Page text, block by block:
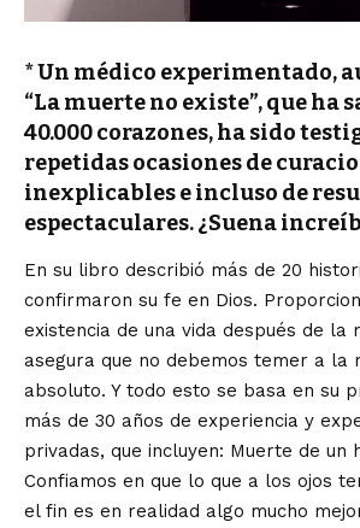
*Un médico experimentado,
“La muerte no existe”, que ha
40.000 corazones, ha sido
repetidas ocasiones de
inexplicables e incluso de
espectaculares. ¿Suena
En su libro describió más de 20
confirmaron su fe en Dios.
existencia de una vida después de la
asegura que no debemos temer a la
absoluto. Y todo esto se basa en su
más de 30 años de experiencia y
privadas, que incluyen: Muerte de un
Confiamos en que lo que a los ojos
el fin es en realidad algo mucho